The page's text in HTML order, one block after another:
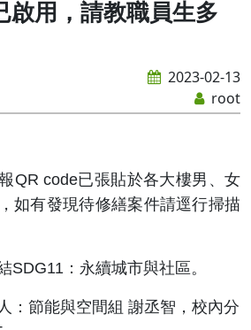
啟用，請教職員生多
2023-02-13
root
QR code已張貼於各大樓男、女
如有發現待修繕案件請逕行掃描
SDG11：永續城市與社區。
：節能與空間組 謝丞智，校內分